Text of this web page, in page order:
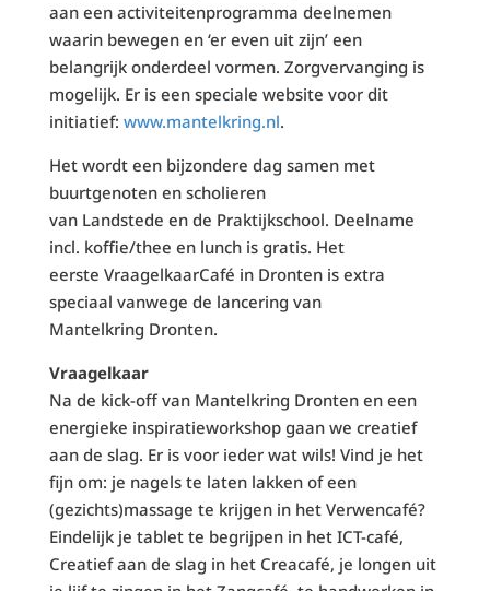
aan een activiteitenprogramma deelnemen
waarin bewegen en ‘er even uit zijn’ een
belangrijk onderdeel vormen. Zorgvervanging is
mogelijk. Er is een speciale website voor dit
initiatief: www.mantelkring.nl.
Het wordt een bijzondere dag samen met
buurtgenoten en scholieren
van Landstede en de Praktijkschool. Deelname
incl. koffie/thee en lunch is gratis. Het
eerste VraagelkaarCafé in Dronten is extra
speciaal vanwege de lancering van
Mantelkring Dronten.
Vraagelkaar
Na de kick-off van Mantelkring Dronten en een
energieke inspiratieworkshop gaan we creatief
aan de slag. Er is voor ieder wat wils! Vind je het
fijn om: je nagels te laten lakken of een
(gezichts)massage te krijgen in het Verwencafé?
Eindelijk je tablet te begrijpen in het ICT-café,
Creatief aan de slag in het Creacafé, je longen uit